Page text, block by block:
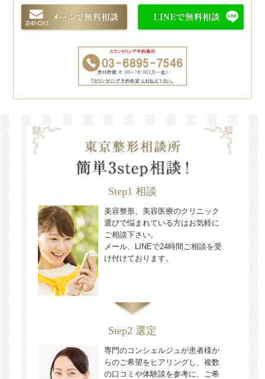
Step1 相談
美容整形、美容医療のクリニック
選びで悩まれている方はお気軽に
ご相談下さい。
メール、LINEで24時間ご相談を受
け付けております。
Step2 選定
専門のコンシェルジュが患者様か
らのご希望をヒアリングし、複数
の口コミや体験談を参考に、ご希